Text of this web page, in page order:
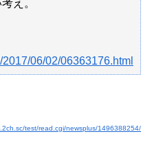
え。
06/02/06363176.html
test/read.cgi/newsplus/1496388254/